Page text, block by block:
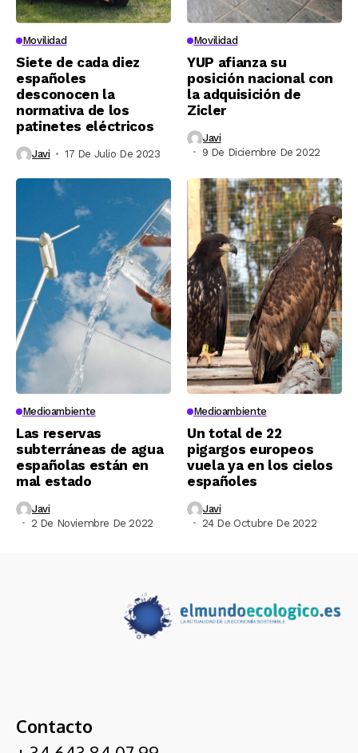
Movilidad
Siete de cada diez
españoles
desconocen la
normativa de los
patinetes eléctricos
Javi 17 De Julio De 2023
Movilidad
YUP afianza su
posición nacional con
la adquisición de
Zicler
Javi
9 De Diciembre De 2022
Medioambiente
Las reservas
subterráneas de agua
españolas están en
mal estado
Javi
2 De Noviembre De 2022
Medioambiente
Un total de 22
pigargos europeos
vuela ya en los cielos
españoles
Javi
24 De Octubre De 2022
Contacto